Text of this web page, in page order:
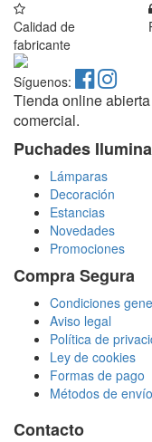
Calidad de
fabricante
Síguenos:
Tienda online
comercial.
Puchades
Lámparas
Decoración
Estancias
Novedades
Promociones
Compra Segura
Condiciones
Aviso legal
Política de
Ley de cookies
Formas de pago
Métodos de envío
Contacto